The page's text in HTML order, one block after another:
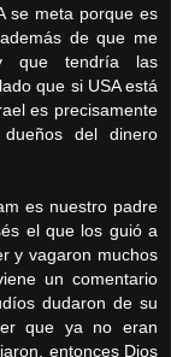
se meta porque es
de que me
que tendría las
que si USA está
es precisamente
del dinero
es nuestro padre
el que los guió a
y vagaron muchos
un comentario
dudaron de su
que ya no eran
entonces Dios